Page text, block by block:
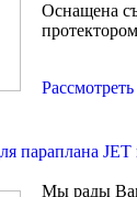
Оснащена
параплана
Мы рады